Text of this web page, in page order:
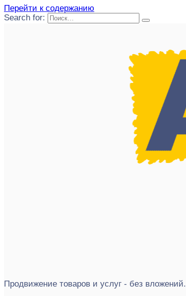
Перейти к содержанию
Search for:
Продвижение товаров и услуг - без вложений.